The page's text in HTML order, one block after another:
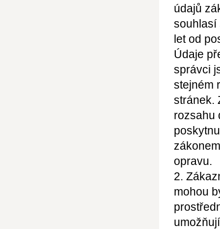
údajů
souhlasí
let od
Údaje
správci
stejném
stránek.
rozsahu
opravu.
2.
mohou